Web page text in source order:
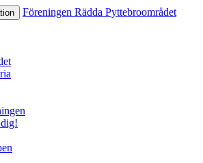
Föreningen Rädda Pyttebroområdet